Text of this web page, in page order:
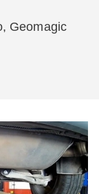
Geomagic